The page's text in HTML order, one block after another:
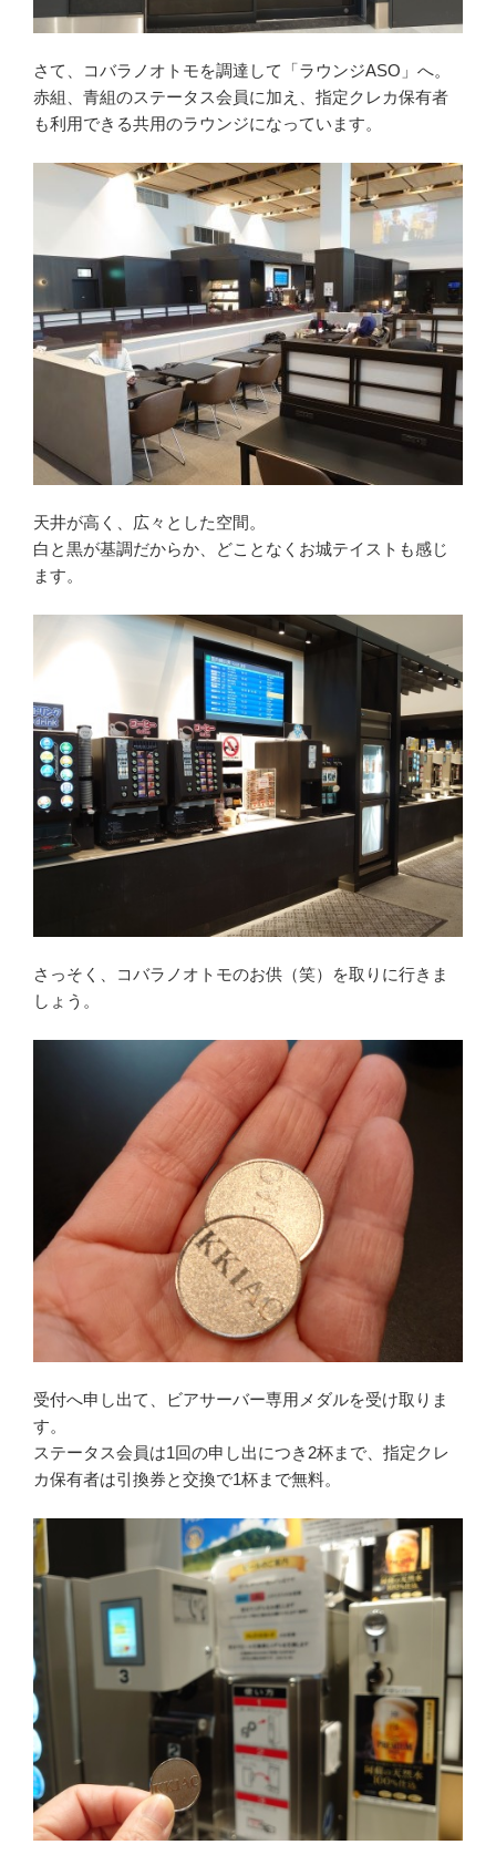
さて、コバラノオトモを調達して「ラウンジASO」へ。
赤組、青組のステータス会員に加え、指定クレカ保有者
も利用できる共用のラウンジになっています。
天井が高く、広々とした空間。
白と黒が基調だからか、どことなくお城テイストも感じ
ます。
さっそく、コバラノオトモのお供（笑）を取りに行きま
しょう。
受付へ申し出て、ビアサーバー専用メダルを受け取りま
す。
ステータス会員は1回の申し出につき2杯まで、指定クレ
カ保有者は引換券と交換で1杯まで無料。